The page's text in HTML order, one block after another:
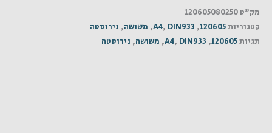
מק"ט 120605080250
קטגוריות120605
,
A4, DIN933
, משושה, נירוסטה
תגיות120605
,
A4, DIN933
, משושה, נירוסטה